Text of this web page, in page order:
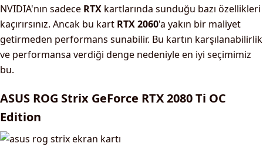
NVIDIA'nın sadece RTX kartlarında sunduğu bazı özellikleri
kaçırırsınız. Ancak bu kart RTX 2060'a yakın bir maliyet
getirmeden performans sunabilir. Bu kartın karşılanabilirlik
ve performansa verdiği denge nedeniyle en iyi seçimimiz
bu.
ASUS ROG Strix GeForce RTX 2080 Ti OC
Edition